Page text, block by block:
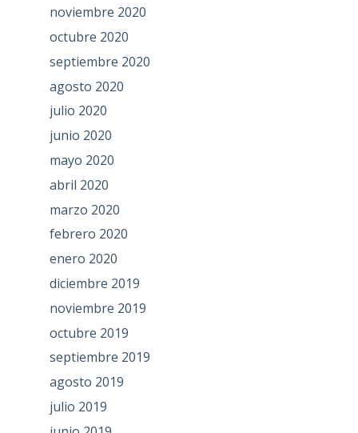
noviembre 2020
octubre 2020
septiembre 2020
agosto 2020
julio 2020
junio 2020
mayo 2020
abril 2020
marzo 2020
febrero 2020
enero 2020
diciembre 2019
noviembre 2019
octubre 2019
septiembre 2019
agosto 2019
julio 2019